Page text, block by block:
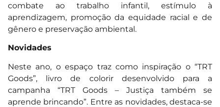
combate ao trabalho infantil, estímulo à
aprendizagem, promoção da equidade racial e de
gênero e preservação ambiental.
Novidades
Neste ano, o espaço traz como inspiração o “TRT
Goods”, livro de colorir desenvolvido para a
campanha “TRT Goods – Justiça também se
aprende brincando”. Entre as novidades, destaca-se